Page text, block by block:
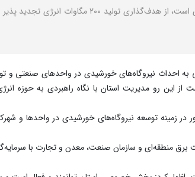
نصر: معاون هماهنگی امور اقتصادی استاندار آذربایجان‌شرقی با بیان اینکه این استان پیشگام توسعه نیروگاه های خورشیدی است، از هدف‌گذاری تولید ۲۰۰ مگاوات انرژی
احداث نیروگاه‌های خورشیدی در واحدهای صنعتی و
این رو مدیریت استان با نگاه راهبردی به حوزه
در زمینه توسعه نیروگاه‌های خورشیدی در واحدها و
اجرایی، شرکت برق منطقه‌ای و سازمان صنعت، معدن و تجارت با